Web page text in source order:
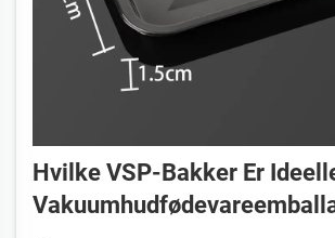
Hvilke VSP-Bakker Er